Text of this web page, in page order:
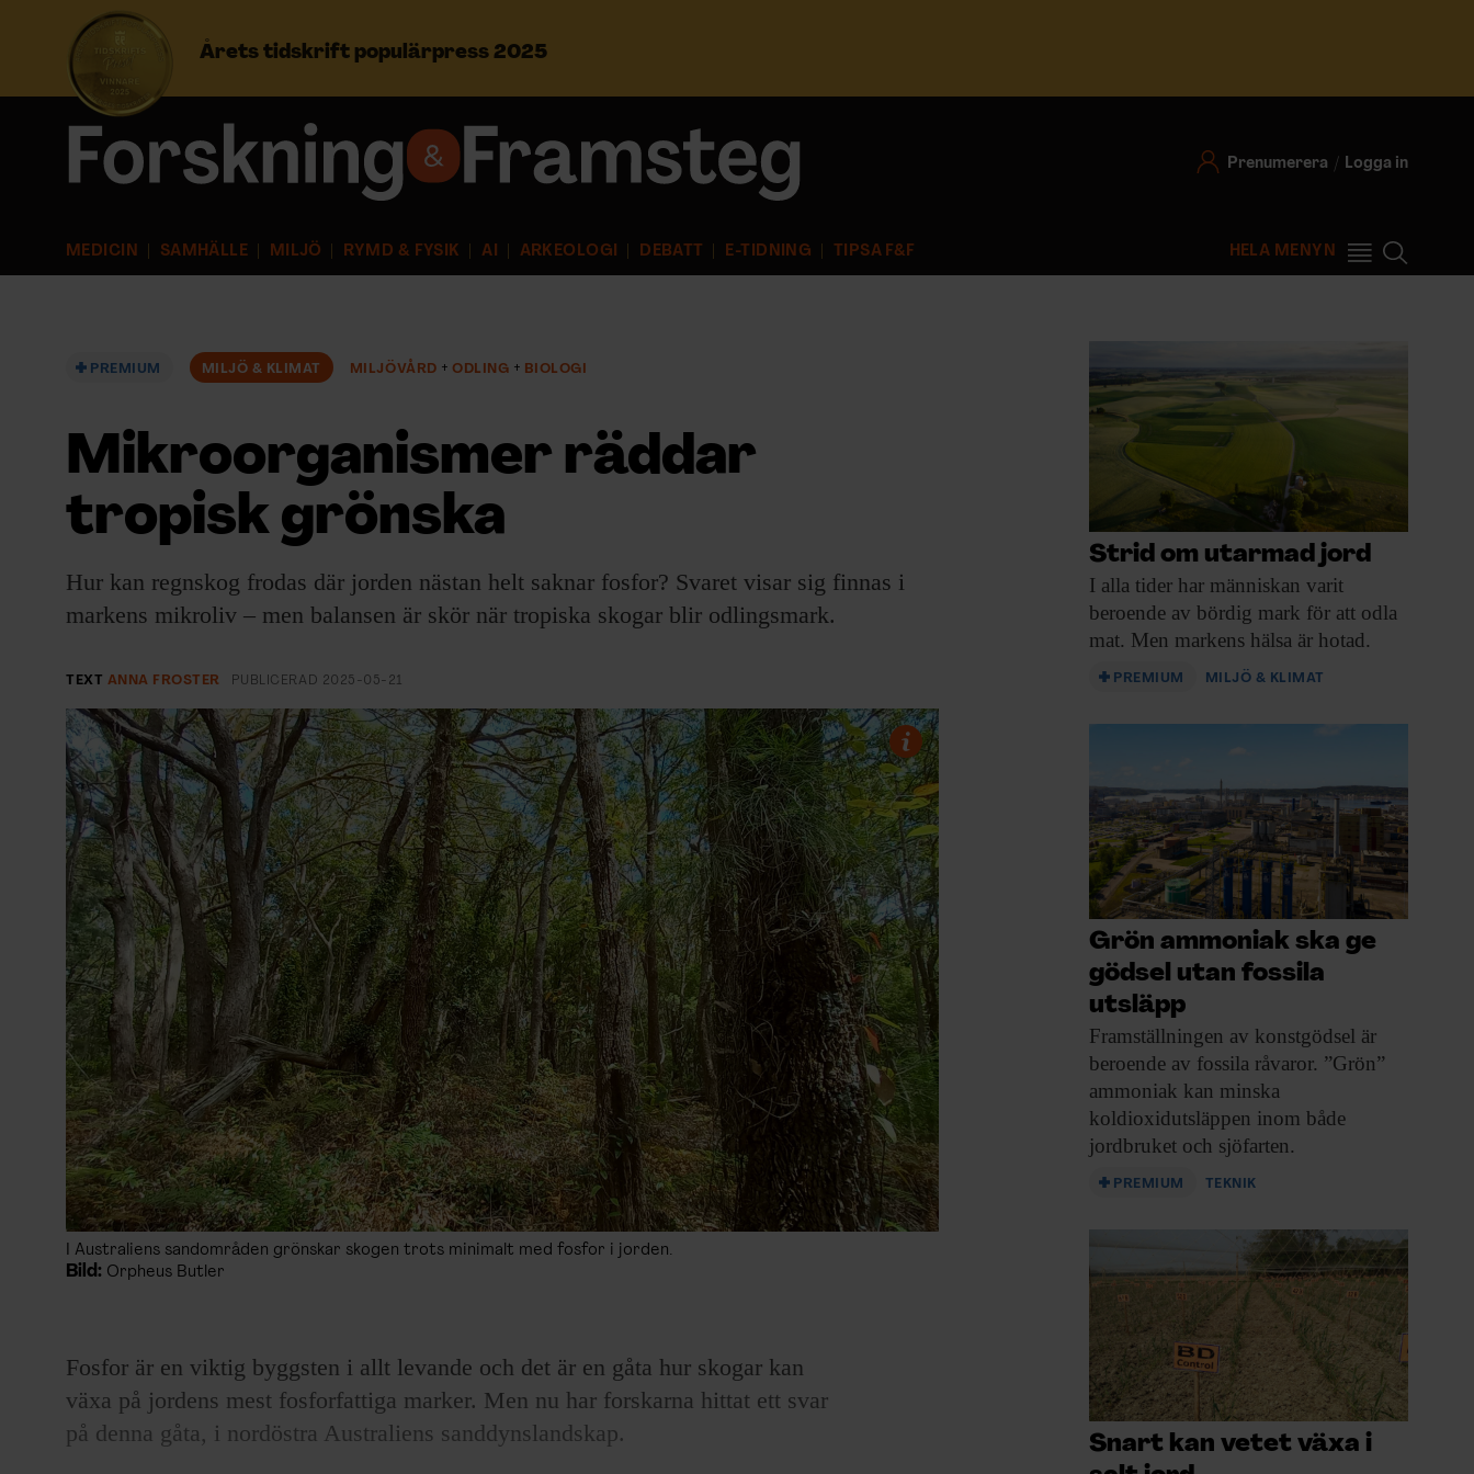
Årets tidskrift populärpress 2025
Prenumerera Logga in
MEDICIN SAMHÄLLE MILJÖ RYMD & FYSIK AI ARKEOLOGI DEBATT E-TIDNING TIPSA F&F HELA MENYN
r
Prenumerera
NYHETSBREV
ARKIV & E-TIDNING
LYSSNA/PODD
EVENEMANG & RESOR
KONTAKTA F&F
SKRIV I F&F
PRENUMERERA PÅ F&F
ANNONSERA I F&F
OM F&F
PREMIUM MILJÖ & KLIMAT MILJÖVÅRD ODLING BIOLOGI
Mikroorganismer räddar
tropisk grönska
Hur kan regnskog frodas där jorden nästan helt saknar fosfor? Svaret visar sig finnas i
markens mikroliv – men balansen är skör när tropiska skogar blir odlingsmark.
TEXT ANNA FROSTER PUBLICERAD 2025-05-21
I Australiens sandområden grönskar skogen trots minimalt med fosfor i jorden.
Bild: Orpheus Butler
Fosfor är en viktig byggsten i allt levande och det är en gåta hur skogar kan
växa på jordens mest fosforfattiga marker. Men nu har forskarna hittat ett svar
på denna gåta, i nordöstra Australiens sanddynslandskap.
Strid om utarmad jord
I alla tider har människan varit
beroende av bördig mark för att odla
mat. Men markens hälsa är hotad.
PREMIUM MILJÖ & KLIMAT
Grön ammoniak ska ge
gödsel utan fossila
utsläpp
Framställningen av konstgödsel är
beroende av fossila råvaror. ”Grön”
ammoniak kan minska
koldioxidutsläppen inom både
jordbruket och sjöfarten.
PREMIUM TEKNIK
Snart kan vetet växa i